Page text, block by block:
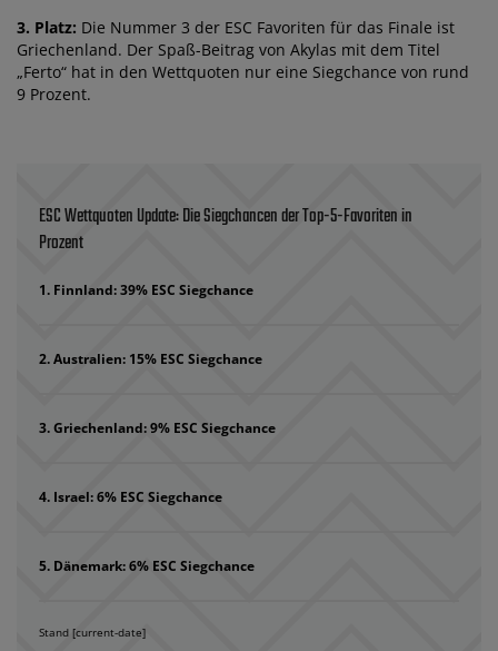
3. Platz: Die Nummer 3 der ESC Favoriten für das Finale ist
Griechenland. Der Spaß-Beitrag von Akylas mit dem Titel
„Ferto“ hat in den Wettquoten nur eine Siegchance von rund
9 Prozent.
ESC Wettquoten Update: Die Siegchancen der Top-5-Favoriten in
Prozent
Finnland: 39% ESC Siegchance
Australien: 15% ESC Siegchance
Griechenland: 9% ESC Siegchance
Israel: 6% ESC Siegchance
Dänemark: 6% ESC Siegchance
Stand [current-date]